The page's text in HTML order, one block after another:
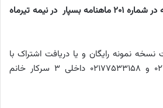
متن کامل این گزارش را که در شماره 201 ماهنامه بسپار در نیمه تیرماه
نمونه رایگان و یا دریافت اشتراک با
شماره های 02177523553 و 02177533158 داخلی 3 سرکار خانم